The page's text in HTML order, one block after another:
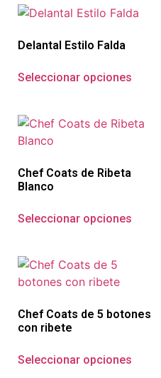
Delantal Estilo Falda
Seleccionar opciones
Chef Coats de Ribeta
Blanco
Seleccionar opciones
Chef Coats de 5 botones
con ribete
Seleccionar opciones